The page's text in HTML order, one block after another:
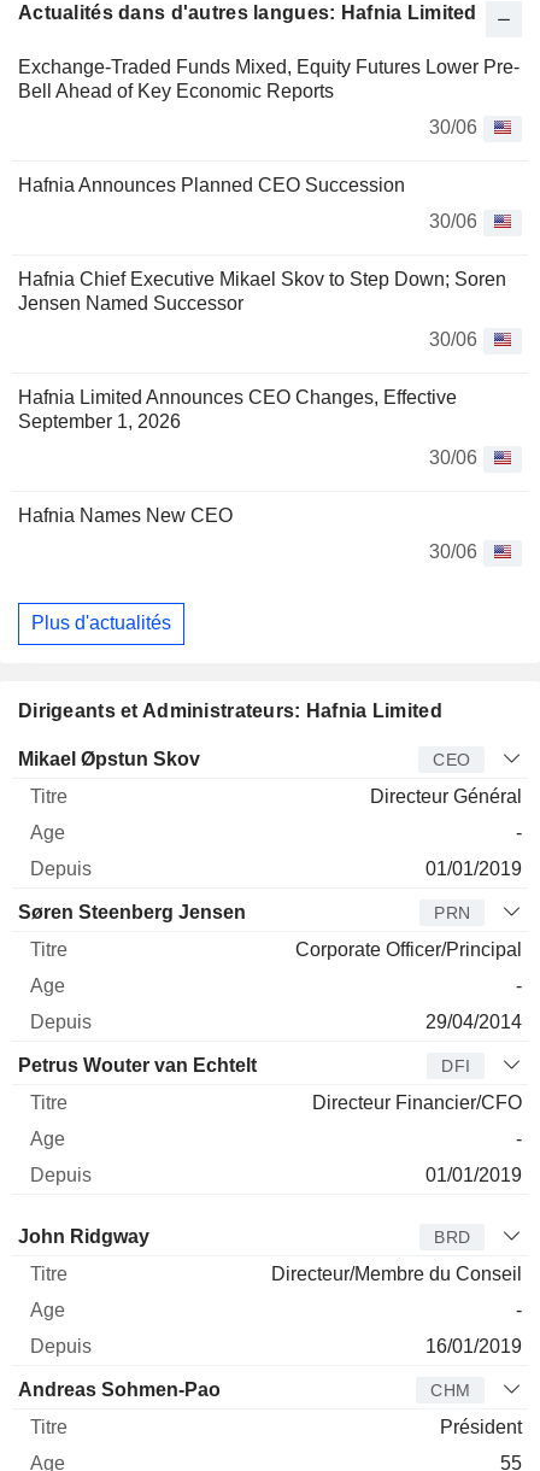
Actualités dans d'autres langues: Hafnia Limited
Exchange-Traded Funds Mixed, Equity Futures Lower Pre-
Bell Ahead of Key Economic Reports
30/06
Hafnia Announces Planned CEO Succession
30/06
Hafnia Chief Executive Mikael Skov to Step Down; Soren
Jensen Named Successor
30/06
Hafnia Limited Announces CEO Changes, Effective
September 1, 2026
30/06
Hafnia Names New CEO
30/06
Plus d'actualités
Dirigeants et Administrateurs: Hafnia Limited
Dirigeant Titre Age
Mikael Øpstun Skov CEO
Directeur Général
-
01/01/2019
Søren Steenberg Jensen PRN
Corporate Officer/Principal
-
29/04/2014
Petrus Wouter van Echtelt DFI
Directeur Financier/CFO
-
01/01/2019
Administrateur
John Ridgway BRD
Directeur/Membre du Conseil
-
16/01/2019
Andreas Sohmen-Pao CHM
Président
55